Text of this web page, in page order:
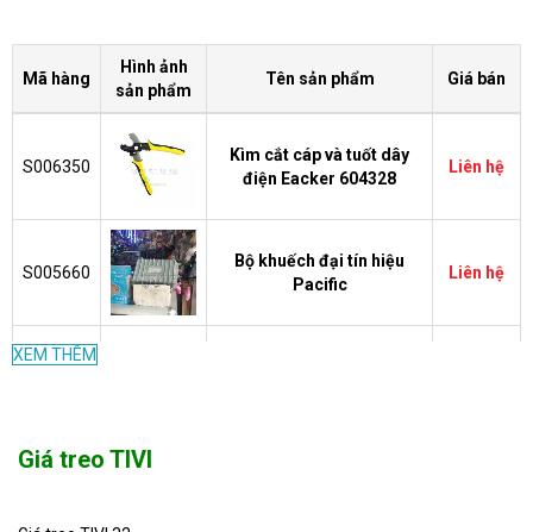
Mã hàng
Hình ảnh
sản phẩm
Tên sản phẩm Giá bán
S006350
Kìm cắt cáp và tuốt dây
điện Eacker 604328
Liên hệ
S005660
Bộ khuếch đại tín hiệu
Pacific
Liên hệ
XEM THÊM
Giá treo TIVI